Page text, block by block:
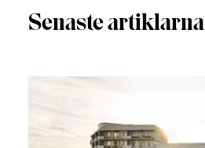
Senaste artiklarna